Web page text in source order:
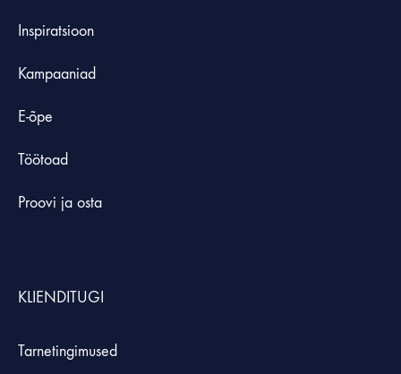
Inspiratsioon
Kampaaniad
E-õpe
Töötoad
Proovi ja osta
KLIENDITUGI
Tarnetingimused